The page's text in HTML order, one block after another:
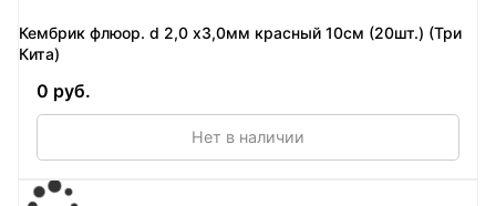
Кембрик флюор. d 2,0 х3,0мм красный 10см (20шт.) (Три
Кита)
0 руб.
Нет в наличии